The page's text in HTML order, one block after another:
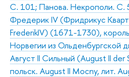
С. 101; Панова. Некрополи. С.
Фредерик IV (Фридрикус
FrederikIV) (1671-1730),
Норвегии из Ольденбургской
Август II Сильный (August II der
польск. August II Mocny, лит.